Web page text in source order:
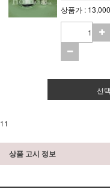
상품가 :
선
11
상품 고시 정보